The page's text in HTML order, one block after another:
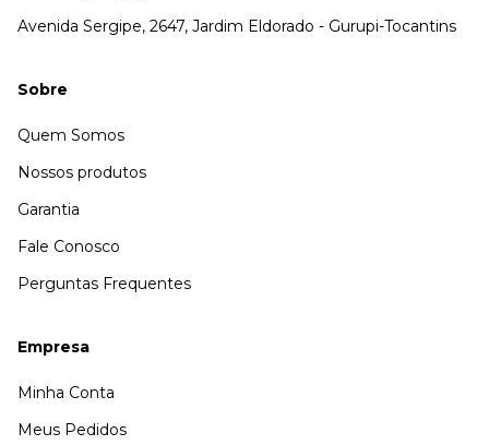
Avenida Sergipe, 2647, Jardim Eldorado - Gurupi-Tocantins
Sobre
Quem Somos
Nossos produtos
Garantia
Fale Conosco
Perguntas Frequentes
Empresa
Minha Conta
Meus Pedidos